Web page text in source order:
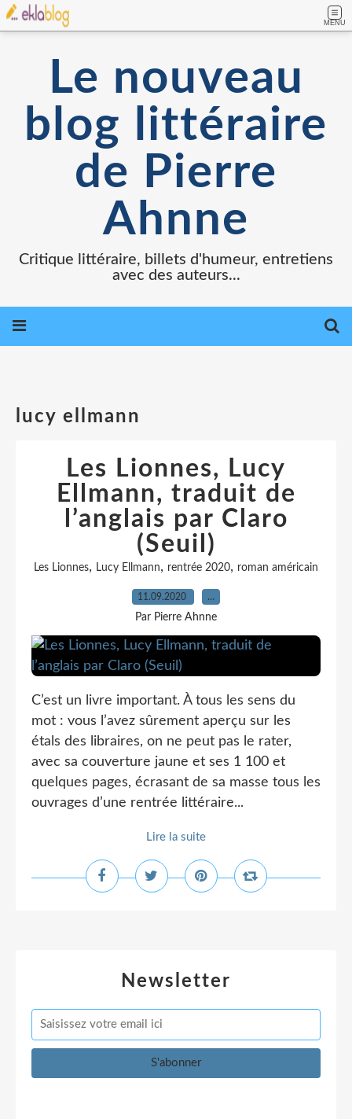
MENU
Le nouveau
blog littéraire
de Pierre
Ahnne
Critique littéraire, billets d'humeur, entretiens
avec des auteurs...
lucy ellmann
Les Lionnes, Lucy
Ellmann, traduit de
l’anglais par Claro
(Seuil)
Les Lionnes, Lucy Ellmann, rentrée 2020, roman américain
11.09.2020 …
Par Pierre Ahnne
C’est un livre important. À tous les sens du
mot : vous l’avez sûrement aperçu sur les
étals des libraires, on ne peut pas le rater,
avec sa couverture jaune et ses 1 100 et
quelques pages, écrasant de sa masse tous les
ouvrages d’une rentrée littéraire...
Lire la suite
Newsletter